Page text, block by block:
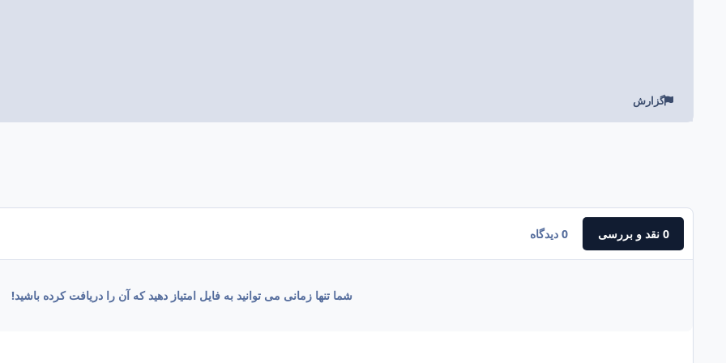
گزارش
0 نقد و بررسی 0 دیدگاه
شما تنها زمانی می توانید به فایل امتیاز دهید که آن را دریافت کرده باشید!